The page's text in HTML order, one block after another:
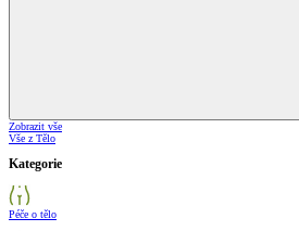
Zobrazit vše
Vše z Tělo
Kategorie
Péče o tělo